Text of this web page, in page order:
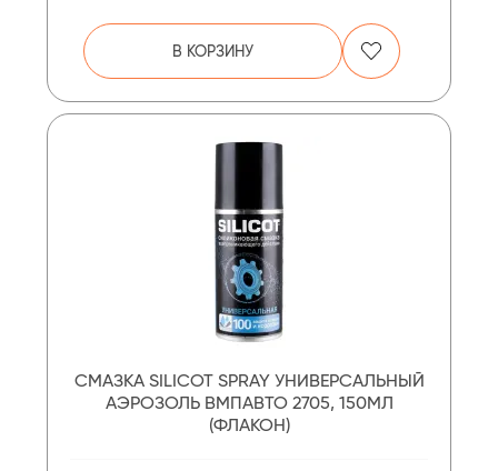
В КОРЗИНУ
СМАЗКА SILICOT SPRAY УНИВЕРСАЛЬНЫЙ
АЭРОЗОЛЬ ВМПАВТО 2705, 150МЛ
(ФЛАКОН)